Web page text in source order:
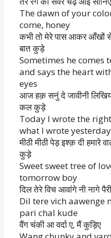
The dawn of your
come, honey
कभी तो मेरे पास आकर आँखों
बात कुड़े
Sometimes he comes
and says the heart
eyes
आज हक़ सनुं दे जावीनी
कल कुड़े
Today I wrote the
what I wrote yesterday
मीठी मीठी पेड़ इश्क़ दी हमारे
कुड़े
Sweet sweet tree of
tomorrow boy
दिल तेरे विच आवांगे नी नागे
Dil tere vich aawenge
pari chal kude
वैंग चंकी आ वर्दा ए, मैं कुड़िए